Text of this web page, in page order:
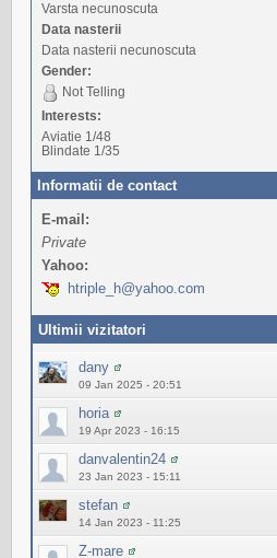
Varsta necunoscuta
Data nasterii
Data nasterii necunoscuta
Gender:
Not Telling
Interests:
Aviatie 1/48
Blindate 1/35
Informatii de contact
E-mail:
Private
Yahoo:
htriple_h@yahoo.com
Ultimii vizitatori
dany
09 Jan 2025 - 20:51
horia
19 Apr 2023 - 16:15
danvalentin24
23 Jan 2023 - 15:11
stefan
14 Jan 2023 - 11:25
Z-mare